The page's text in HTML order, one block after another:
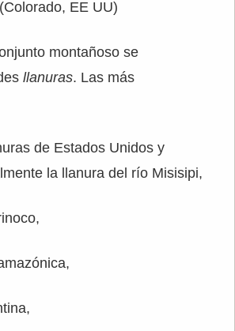
EE UU)
montañoso se
llanuras. Las más
de Estados Unidos y
la llanura del río Misisipi,